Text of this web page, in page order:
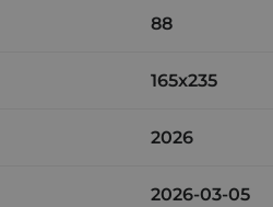
88
165x235
2026
2026-03-05